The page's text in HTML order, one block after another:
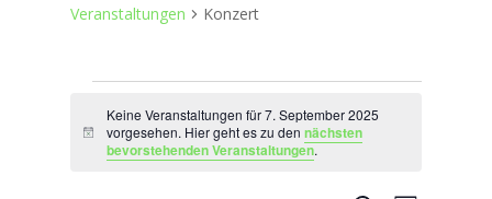
Veranstaltungen Konzert
Veranstaltungen
für
Hinweis
Keine Veranstaltungen für 7. September 2025
vorgesehen. Hier geht es zu dennächsten
bevorstehenden Veranstaltungen.